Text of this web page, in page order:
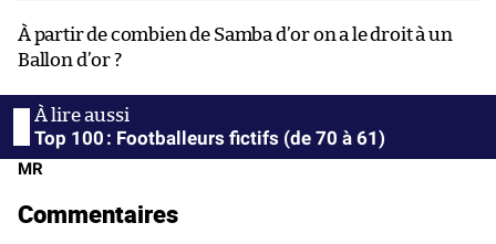
À partir de combien de Samba d’or on a le droit à un
Ballon d’or ?
Top 100 : Footballeurs fictifs (de 70 à 61)
MR
Commentaires